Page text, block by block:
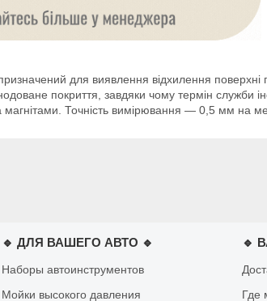
для виявлення відхилення поверхні
покриття, завдяки чому термін служби
магнітами. Точність вимірювання — 0,5 мм на
🔹 ДЛЯ ВАШЕГО АВТО 🔹
Наборы автоинструментов
Мойки высокого давления
🔹
Где